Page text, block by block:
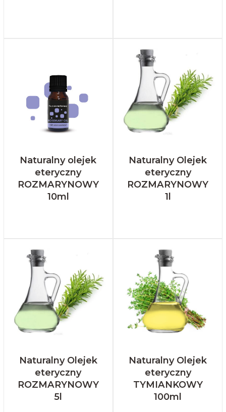
Naturalny olejek
eteryczny
ROZMARYNOWY
10ml
Naturalny Olejek
eteryczny
ROZMARYNOWY
1l
Naturalny Olejek
eteryczny
ROZMARYNOWY
5l
Naturalny Olejek
eteryczny
TYMIANKOWY
100ml